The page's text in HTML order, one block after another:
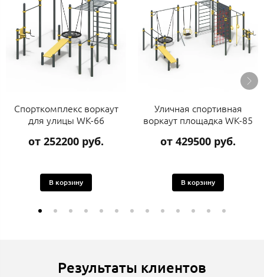
Спорткомплекс воркаут
для улицы WK-66
от 252200 руб.
В корзину
Уличная спортивная
воркаут площадка WK-85
от 429500 руб.
В корзину
Результаты клиентов